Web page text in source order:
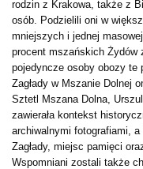
rodzin z Krakowa, także z
osób. Podzielili oni w
mniejszych i jednej
procent mszańskich Żydów
pojedyncze osoby obozy te
Zagłady w Mszanie Dolnej
Sztetl Mszana Dolna,
zawierała kontekst
archiwalnymi fotografiami,
Zagłady, miejsc pamięci
Wspomniani zostali także